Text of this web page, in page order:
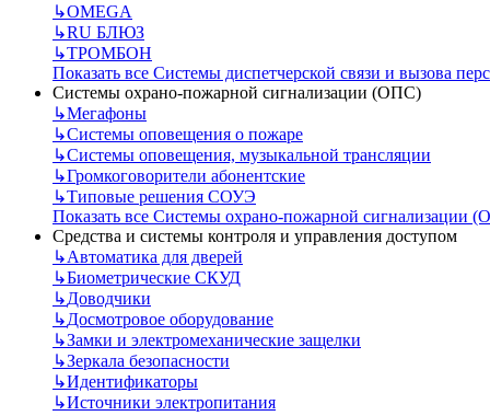
↳OMEGA
↳RU БЛЮЗ
↳ТРОМБОН
Показать все Системы диспетчерской связи и вызова
Системы охрано-пожарной сигнализации (ОПС)
↳Мегафоны
↳Системы оповещения о пожаре
↳Системы оповещения, музыкальной трансляции
↳Громкоговорители абонентские
↳Типовые решения СОУЭ
Показать все Системы охрано-пожарной сигнализации
Средства и системы контроля и управления доступом
↳Автоматика для дверей
↳Биометрические СКУД
↳Доводчики
↳Досмотровое оборудование
↳Замки и электромеханические защелки
↳Зеркала безопасности
↳Идентификаторы
↳Источники электропитания